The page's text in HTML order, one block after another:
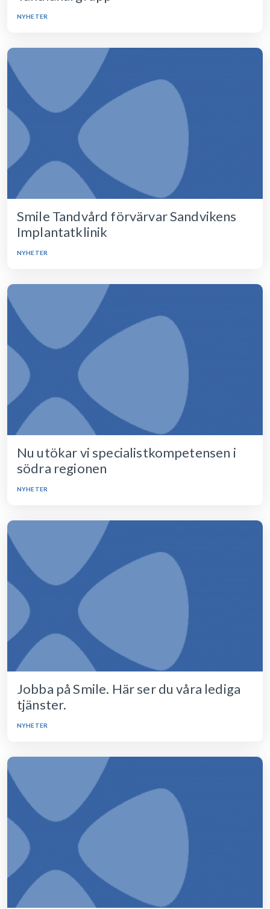
NYHETER
Smile Tandvård förvärvar Sandvikens
Implantatklinik
NYHETER
Nu utökar vi specialistkompetensen i
södra regionen
NYHETER
Jobba på Smile. Här ser du våra lediga
tjänster.
NYHETER